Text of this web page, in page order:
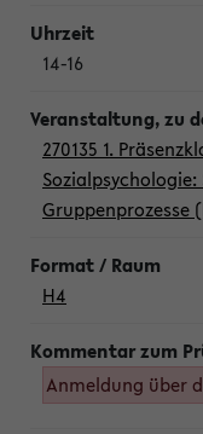
14-16
270135 1.
Gruppenprozesse
H4
Anmeldung über